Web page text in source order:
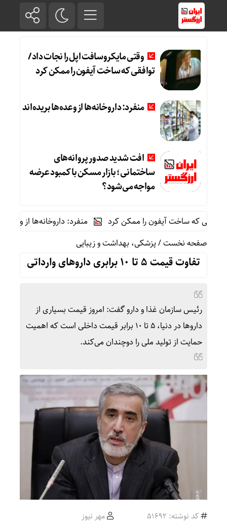
وقتی مایکروسافت اپل را نجات داد /
توافقی که ساخت آیفون را ممکن کرد
منفرد: داروخانه‌ها از وعده‌ها بریده‌اند
افت شدید صدور پروانه‌های
ساختمانی؛ بازار مسکن با کمبود عرضه
مواجه می‌شود؟
که ساخت آیفون را ممکن کرد
منفرد: داروخانه‌ها از وعده‌ها
صفحه نخست/پزشکی، بهداشت و زیبایی
تفاوت قیمت ۵ تا ۱۰ برابری داروهای وارداتی
رئیس سازمان غذا و دارو گفت: امروز قیمت بسیاری از
داروها در دنیا، ۵ تا ۱۰ برابر قیمت داخلی است که اهمیت
حمایت از تولید ملی را دوچندان می‌کند.
کد نوشته: 51692
مهر نیوز